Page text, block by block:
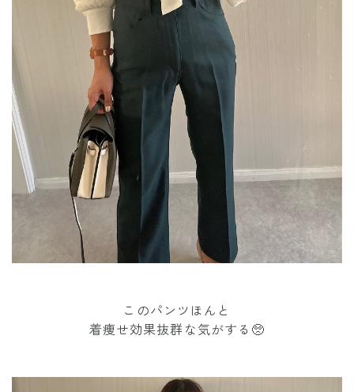
このパンツほんと
着痩せ効果抜群な気がする🥺